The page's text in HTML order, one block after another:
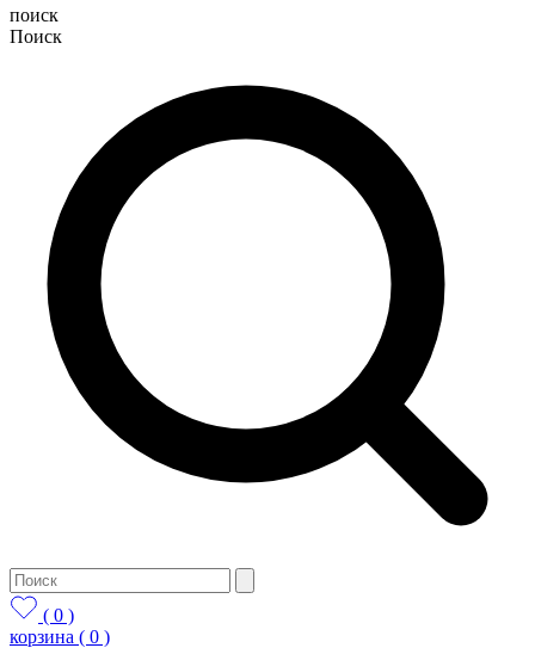
поиск
Поиск
( 0 )
корзина ( 0 )